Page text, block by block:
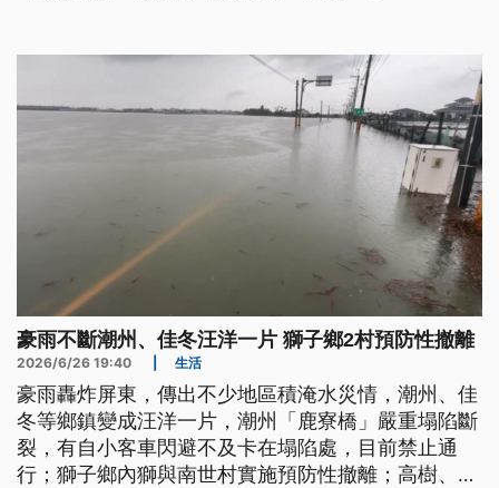
豪雨不斷潮州、佳冬汪洋一片 獅子鄉2村預防性撤離
2026/6/26 19:40 生活
豪雨轟炸屏東，傳出不少地區積淹水災情，潮州、佳
冬等鄉鎮變成汪洋一片，潮州「鹿寮橋」嚴重塌陷斷
裂，有自小客車閃避不及卡在塌陷處，目前禁止通
行；獅子鄉內獅與南世村實施預防性撤離；高樹、佳